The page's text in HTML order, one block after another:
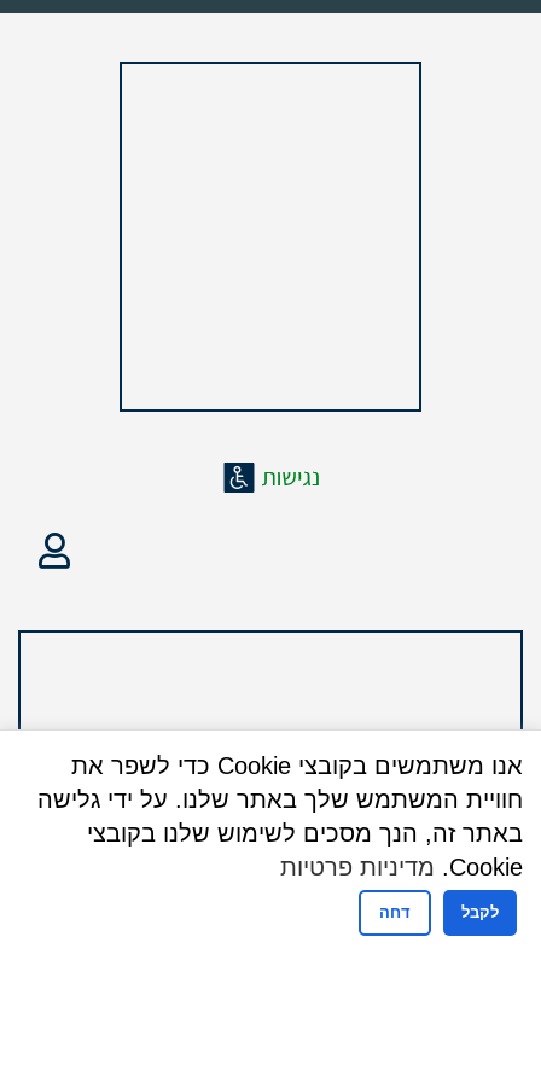
אנו משתמשים בקובצי Cookie כדי לשפר את
חוויית המשתמש שלך באתר שלנו. על ידי גלישה
באתר זה, הנך מסכים לשימוש שלנו בקובצי
Cookie.
מדיניות פרטיות
לקבל דחה